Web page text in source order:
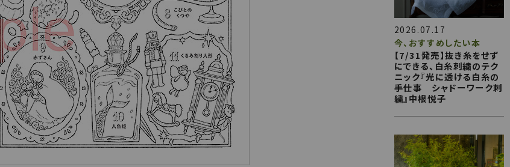
2026.07.17
今、おすすめしたい本
【7/31発売】抜き糸をせず
にできる、白糸刺繍のテク
ニック『光に透ける白糸の
手仕事 シャドーワーク刺
繍』中根悦子